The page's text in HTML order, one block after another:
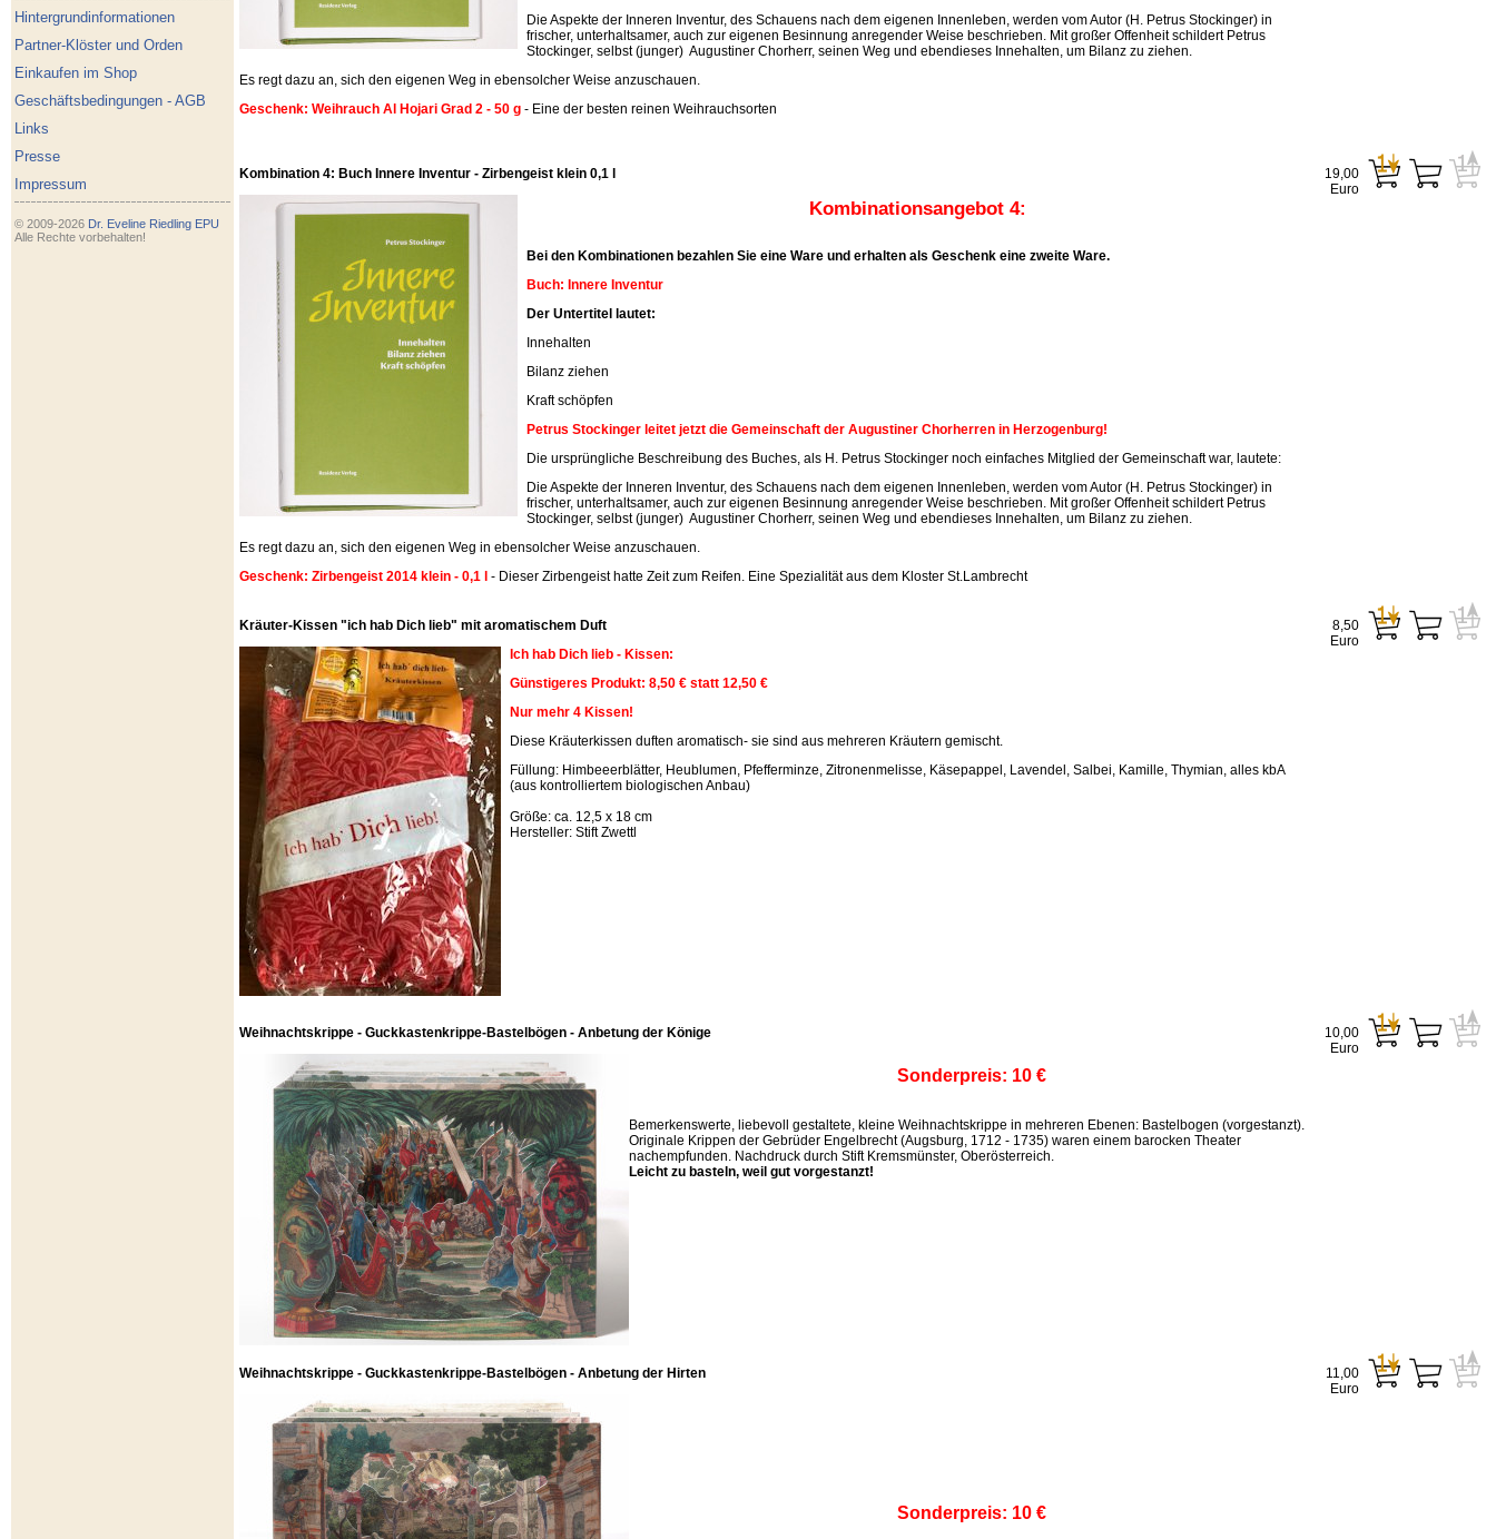
Hintergrundinformationen
Partner-Klöster und Orden
Einkaufen im Shop
Geschäftsbedingungen - AGB
Links
Presse
Impressum
© 2009-2026 Dr. Eveline Riedling EPU
Alle Rechte vorbehalten!
Die Aspekte der Inneren Inventur, des Schauens nach dem eigenen Innenleben, werden vom Autor (H. Petrus Stockinger) in
frischer, unterhaltsamer, auch zur eigenen Besinnung anregender Weise beschrieben. Mit großer Offenheit schildert Petrus
Stockinger, selbst (junger) Augustiner Chorherr, seinen Weg und ebendieses Innehalten, um Bilanz zu ziehen.
Es regt dazu an, sich den eigenen Weg in ebensolcher Weise anzuschauen.
Geschenk: Weihrauch Al Hojari Grad 2 - 50 g - Eine der besten reinen Weihrauchsorten
Kombination 4: Buch Innere Inventur - Zirbengeist klein 0,1 l
Kombinationsangebot 4:
Bei den Kombinationen bezahlen Sie eine Ware und erhalten als Geschenk eine zweite Ware.
Buch: Innere Inventur
Der Untertitel lautet:
Innehalten
Bilanz ziehen
Kraft schöpfen
Petrus Stockinger leitet jetzt die Gemeinschaft der Augustiner Chorherren in Herzogenburg!
Die ursprüngliche Beschreibung des Buches, als H. Petrus Stockinger noch einfaches Mitglied der Gemeinschaft war, lautete:
Die Aspekte der Inneren Inventur, des Schauens nach dem eigenen Innenleben, werden vom Autor (H. Petrus Stockinger) in
frischer, unterhaltsamer, auch zur eigenen Besinnung anregender Weise beschrieben. Mit großer Offenheit schildert Petrus
Stockinger, selbst (junger) Augustiner Chorherr, seinen Weg und ebendieses Innehalten, um Bilanz zu ziehen.
Es regt dazu an, sich den eigenen Weg in ebensolcher Weise anzuschauen.
Geschenk: Zirbengeist 2014 klein - 0,1 l - Dieser Zirbengeist hatte Zeit zum Reifen. Eine Spezialität aus dem Kloster St.Lambrecht
19,00
Euro
Kräuter-Kissen "ich hab Dich lieb" mit aromatischem Duft
Ich hab Dich lieb - Kissen:
Günstigeres Produkt: 8,50 € statt 12,50 €
Nur mehr 4 Kissen!
Diese Kräuterkissen duften aromatisch- sie sind aus mehreren Kräutern gemischt.
Füllung: Himbeeerblätter, Heublumen, Pfefferminze, Zitronenmelisse, Käsepappel, Lavendel, Salbei, Kamille, Thymian, alles kbA
(aus kontrolliertem biologischen Anbau)
Größe: ca. 12,5 x 18 cm
Hersteller: Stift Zwettl
8,50
Euro
Weihnachtskrippe - Guckkastenkrippe-Bastelbögen - Anbetung der Könige
Sonderpreis: 10 €
Bemerkenswerte, liebevoll gestaltete, kleine Weihnachtskrippe in mehreren Ebenen: Bastelbogen (vorgestanzt).
Originale Krippen der Gebrüder Engelbrecht (Augsburg, 1712 - 1735) waren einem barocken Theater
nachempfunden. Nachdruck durch Stift Kremsmünster, Oberösterreich.
Leicht zu basteln, weil gut vorgestanzt!
10,00
Euro
Weihnachtskrippe - Guckkastenkrippe-Bastelbögen - Anbetung der Hirten
Sonderpreis: 10 €
11,00
Euro